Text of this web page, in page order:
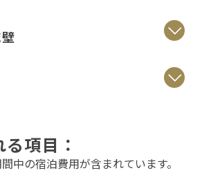
る項目 ：
間中の宿泊費用が含まれています。